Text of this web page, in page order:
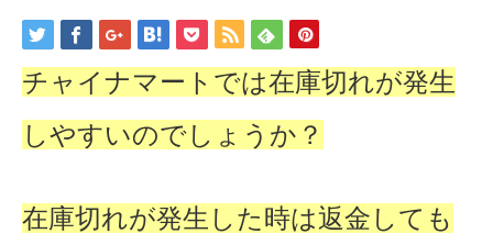
チャイナマートでは在庫切れが発生
しやすいのでしょうか？
在庫切れが発生した時は返金しても